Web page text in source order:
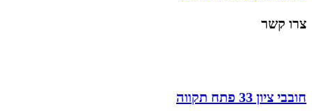
צרו קשר
חובבי ציון 33 פתח תקווה